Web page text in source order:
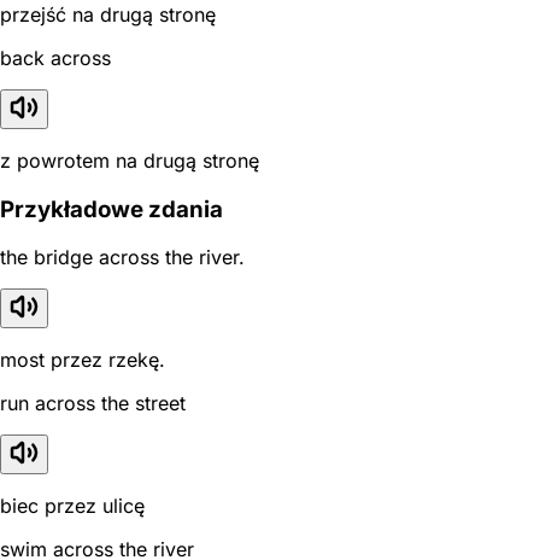
przejść na drugą stronę
back across
z powrotem na drugą stronę
Przykładowe zdania
the bridge across the river.
most przez rzekę.
run across the street
biec przez ulicę
swim across the river